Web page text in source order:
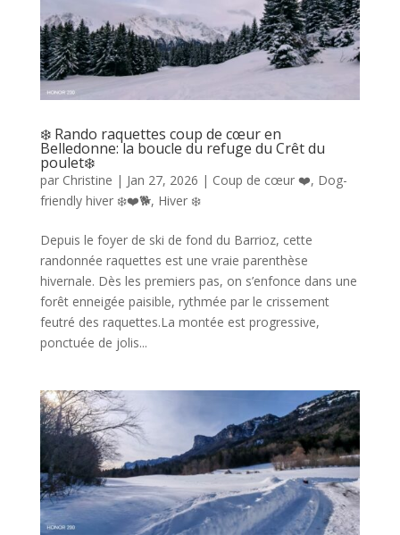
❄️ Rando raquettes coup de cœur en
Belledonne: la boucle du refuge du Crêt du
poulet❄️
par Christine | Jan 27, 2026 | Coup de cœur ❤️, Dog-
friendly hiver ❄️❤️🐕, Hiver ❄️
Depuis le foyer de ski de fond du Barrioz, cette
randonnée raquettes est une vraie parenthèse
hivernale. Dès les premiers pas, on s’enfonce dans une
forêt enneigée paisible, rythmée par le crissement
feutré des raquettes.La montée est progressive,
ponctuée de jolis...